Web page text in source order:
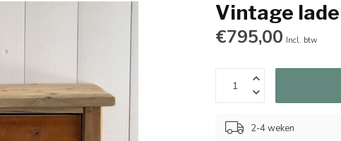
Vintage
€795,00 Incl. btw
2-4 weken